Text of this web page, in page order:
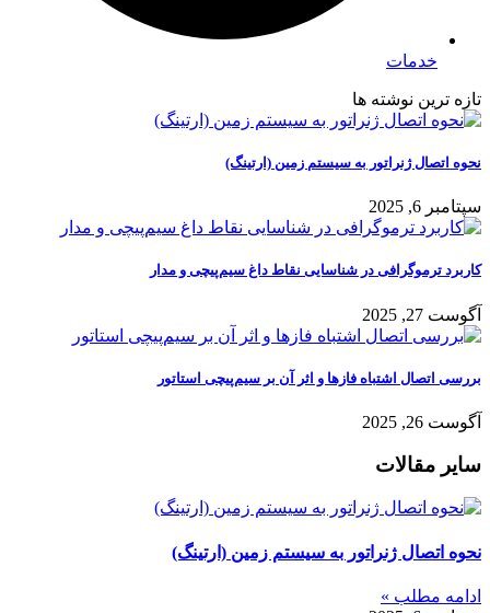
خدمات
تازه ترین نوشته ها
نحوه اتصال ژنراتور به سیستم زمین (ارتینگ)
سپتامبر 6, 2025
کاربرد ترموگرافی در شناسایی نقاط داغ سیم‌پیچی و مدار
آگوست 27, 2025
بررسی اتصال اشتباه فازها و اثر آن بر سیم‌پیچی استاتور
آگوست 26, 2025
سایر مقالات
نحوه اتصال ژنراتور به سیستم زمین (ارتینگ)
ادامه مطلب »